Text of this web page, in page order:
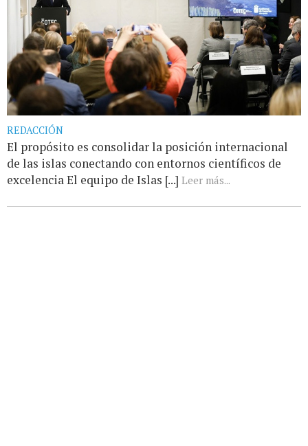
REDACCIÓN
El propósito es consolidar la posición internacional
de las islas conectando con entornos científicos de
excelencia El equipo de Islas [...] Leer más...